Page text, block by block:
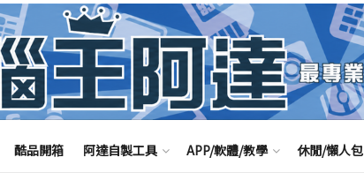
酷品開箱 阿達自製工具 APP/軟體/教學 休閒/懶人包